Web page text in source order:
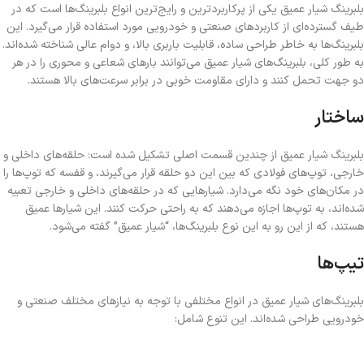
بلبرینگ شیار عمیق یکی از پرکاربردترین و رایج‌ترین انواع بلبرینگ‌ها است که در
طیف گسترده‌ای از کاربردهای صنعتی و خودرویی مورد استفاده قرار می‌گیرد. این
بلبرینگ‌ها به خاطر طراحی ساده، قابلیت باربری بالا، و دوام عالی شناخته شده‌اند.
به طور کلی، بلبرینگ‌های شیار عمیق می‌توانند بارهای شعاعی و محوری را در هر
دو جهت تحمل کنند و دارای مقاومت خوبی در برابر سرعت‌های بالا هستند.
ساختار
بلبرینگ شیار عمیق از چندین قسمت اصلی تشکیل شده است: حلقه‌های داخلی و
خارجی، توپ‌های فولادی که بین این دو حلقه قرار می‌گیرند، و قفسه که توپ‌ها را
در مکان‌های خود نگه می‌دارد. شیارهایی که در حلقه‌های داخلی و خارجی تعبیه
شده‌اند، به توپ‌ها اجازه می‌دهند که به راحتی حرکت کنند. این شیارها عمیق
هستند، که از این رو به این نوع بلبرینگ‌ها، “شیار عمیق” گفته می‌شود.
تیپ‌ها
بلبرینگ‌های شیار عمیق در انواع مختلفی با توجه به نیازهای مختلف صنعتی و
خودرویی طراحی شده‌اند. این تنوع شامل: